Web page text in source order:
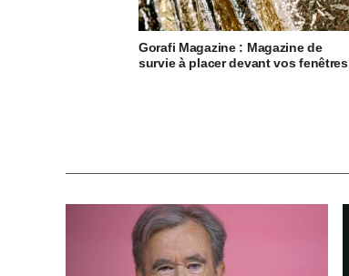
Gorafi Magazine : Magazine de
survie à placer devant vos fenêtres